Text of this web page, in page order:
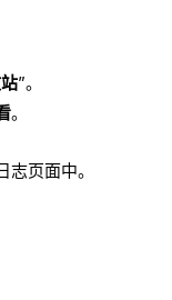
”。
。
页面中。